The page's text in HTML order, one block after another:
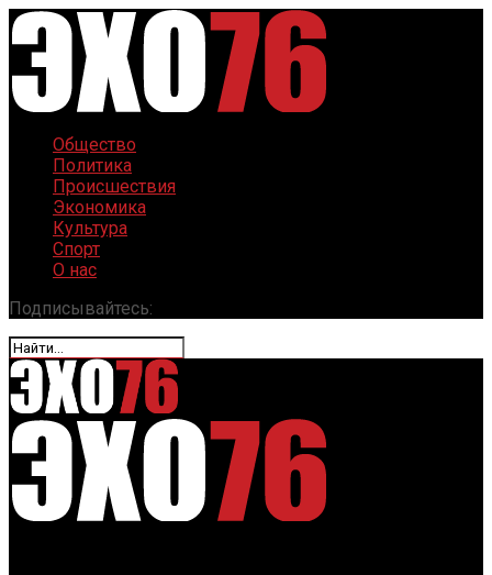
Общество
Политика
Происшествия
Экономика
Культура
Спорт
О нас
Подписывайтесь: